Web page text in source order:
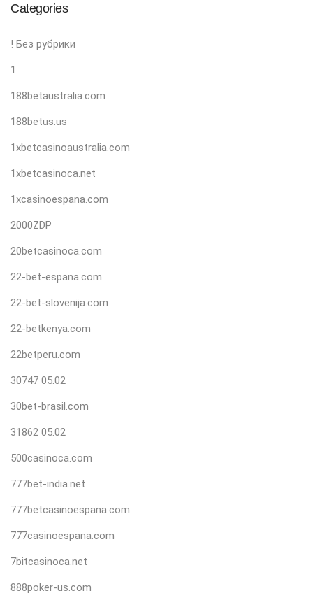
Categories
! Без рубрики
1
188betaustralia.com
188betus.us
1xbetcasinoaustralia.com
1xbetcasinoca.net
1xcasinoespana.com
2000ZDP
20betcasinoca.com
22-bet-espana.com
22-bet-slovenija.com
22-betkenya.com
22betperu.com
30747 05.02
30bet-brasil.com
31862 05.02
500casinoca.com
777bet-india.net
777betcasinoespana.com
777casinoespana.com
7bitcasinoca.net
888poker-us.com